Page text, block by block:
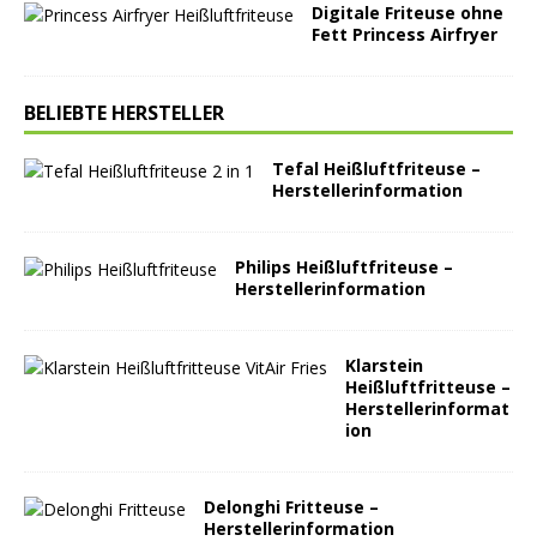
Digitale Friteuse ohne
Fett Princess Airfryer
BELIEBTE HERSTELLER
Tefal Heißluftfriteuse –
Herstellerinformation
Philips Heißluftfriteuse –
Herstellerinformation
Klarstein
Heißluftfritteuse –
Herstellerinformat
ion
Delonghi Fritteuse –
Herstellerinformation